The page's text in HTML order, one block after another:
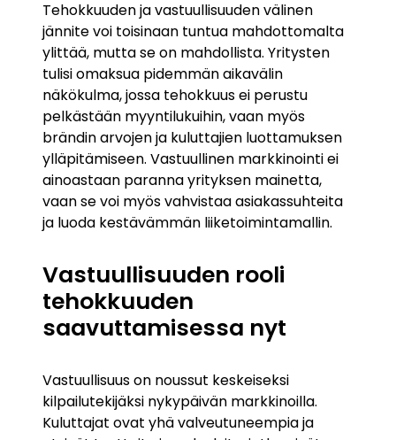
Tehokkuuden ja vastuullisuuden välinen
jännite voi toisinaan tuntua mahdottomalta
ylittää, mutta se on mahdollista. Yritysten
tulisi omaksua pidemmän aikavälin
näkökulma, jossa tehokkuus ei perustu
pelkästään myyntilukuihin, vaan myös
brändin arvojen ja kuluttajien luottamuksen
ylläpitämiseen. Vastuullinen markkinointi ei
ainoastaan paranna yrityksen mainetta,
vaan se voi myös vahvistaa asiakassuhteita
ja luoda kestävämmän liiketoimintamallin.
Vastuullisuuden rooli
tehokkuuden
saavuttamisessa nyt
Vastuullisuus on noussut keskeiseksi
kilpailutekijäksi nykypäivän markkinoilla.
Kuluttajat ovat yhä valveutuneempia ja